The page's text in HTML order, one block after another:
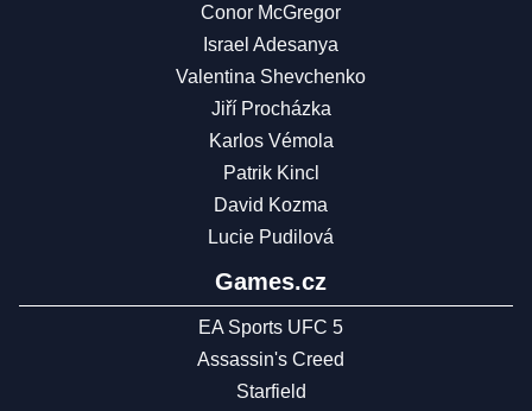
Conor McGregor
Israel Adesanya
Valentina Shevchenko
Jiří Procházka
Karlos Vémola
Patrik Kincl
David Kozma
Lucie Pudilová
Games.cz
EA Sports UFC 5
Assassin's Creed
Starfield